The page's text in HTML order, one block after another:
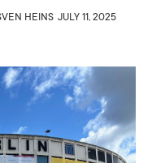
HEINS JULY 11, 2025